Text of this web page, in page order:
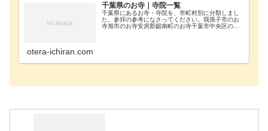
千葉県のお寺｜寺院一覧
千葉県にあるお寺・寺院を、市町村別に分類しまし
た。参拝の参考になさってください。我孫子市のお
寺旭市のお寺安房郡鋸南町のお寺千葉市中央区のお
otera-ichiran.com